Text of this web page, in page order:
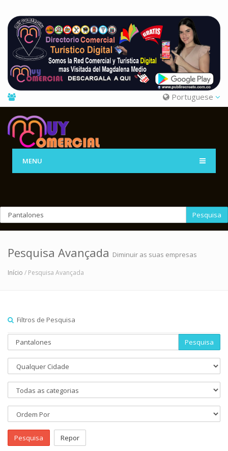
Portuguese
MENU
Pesquisa
Pesquisa Avançada Diminuir as suas empresas
Início / Pesquisa Avançada
Filtros de Pesquisa
Pesquisa
Pesquisa Repor